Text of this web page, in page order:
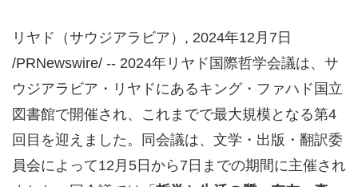
リヤド（サウジアラビア） , 2024年12月7日
/PRNewswire/ -- 2024年リヤド国際哲学会議は、サ
ウジアラビア・リヤドにあるキング・ファハド国立
図書館で開催され、これまでで最大規模となる第4
回目を迎えました。同会議は、文学・出版・翻訳委
員会によって12月5日から7日までの期間に主催され